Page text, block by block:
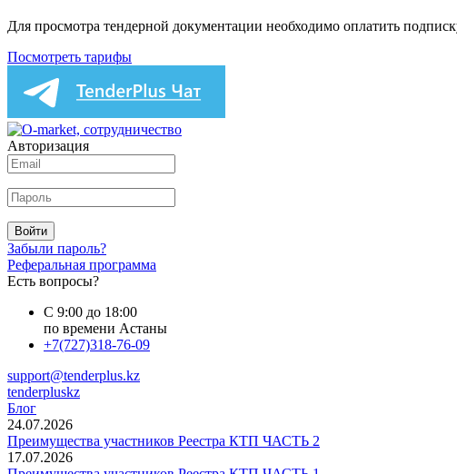
Для просмотра тендерной документации необходимо оплатить
Посмотреть тарифы
Авторизация
Войти
Забыли пароль?
Реферальная программа
Есть вопросы?
С 9:00 до 18:00
по времени Астаны
+7(727)318-76-09
support@tenderplus.kz
tenderpluskz
Блог
24.07.2026
Преимущества участников Реестра КТП ЧАСТЬ 2
17.07.2026